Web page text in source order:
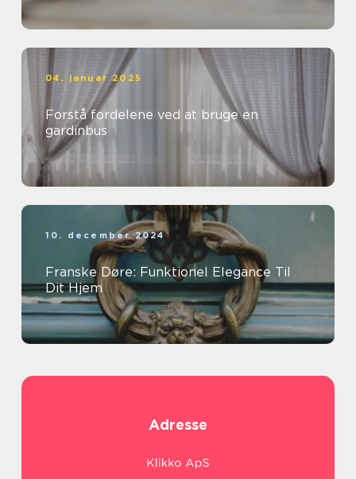
04. januar 2025
Forstå fordelene ved at bruge en
gardinbus
10. december 2024
Franske Døre: Funktionel Elegance Til
Dit Hjem
Adresse